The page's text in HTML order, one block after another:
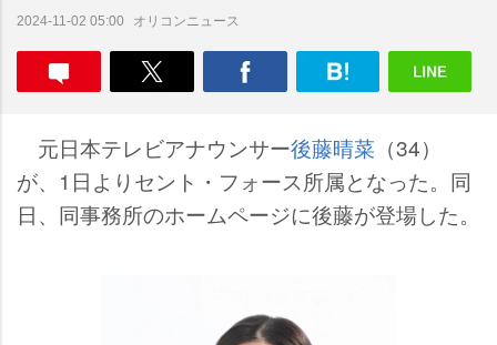
2024-11-02 05:00 オリコンニュース
元日本テレビアナウンサー後藤晴菜 （34）
が、1日よりセント・フォース所属となった。同
日、同事務所のホームページに後藤が登場した。